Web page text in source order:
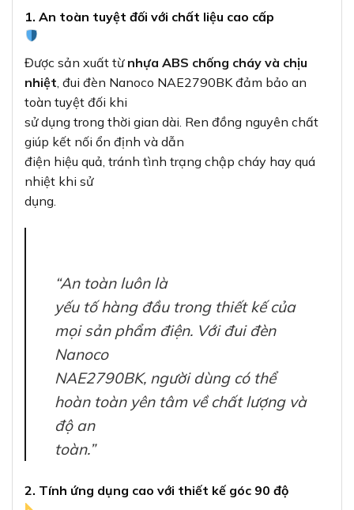
1. An toàn tuyệt đối với chất liệu cao cấp
Được sản xuất từ nhựa ABS chống cháy và chịu
nhiệt , đui đèn Nanoco NAE2790BK đảm bảo an
toàn tuyệt đối khi
sử dụng trong thời gian dài. Ren đồng nguyên chất
giúp kết nối ổn định và dẫn
điện hiệu quả, tránh tình trạng chập cháy hay quá
nhiệt khi sử
dụng.
“An toàn luôn là
yếu tố hàng đầu trong thiết kế của
mọi sản phẩm điện. Với đui đèn
Nanoco
NAE2790BK, người dùng có thể
hoàn toàn yên tâm về chất lượng và
độ an
toàn.”
2. Tính ứng dụng cao với thiết kế góc 90 độ